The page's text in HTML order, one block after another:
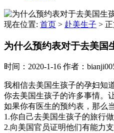
现在位置: 首页 > 赴美生子 >
为什么预约表对于去美国
时间：2020-1-16 作者：
我相信去美国生孩子的孕妇知
你去美国生孩子的许多事情。
如果你有医生的预约表，那么
1.你自己去美国生孩子的旅行
2.向美国官员证明他们有能力